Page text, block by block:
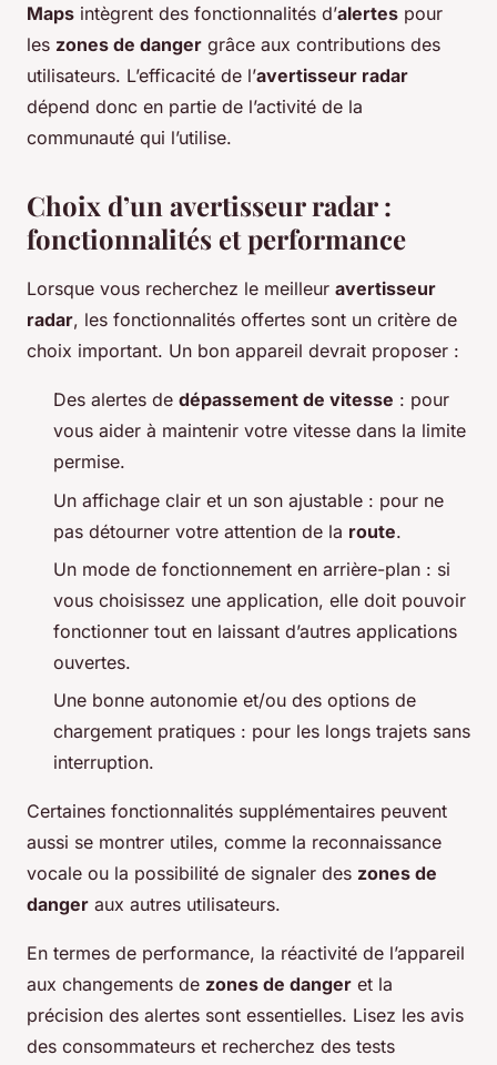
Maps intègrent des fonctionnalités d’alertes pour
les zones de danger grâce aux contributions des
utilisateurs. L’efficacité de l’avertisseur radar
dépend donc en partie de l’activité de la
communauté qui l’utilise.
Choix d’un avertisseur radar :
fonctionnalités et performance
Lorsque vous recherchez le meilleur avertisseur
radar, les fonctionnalités offertes sont un critère de
choix important. Un bon appareil devrait proposer :
Des alertes de dépassement de vitesse : pour
vous aider à maintenir votre vitesse dans la limite
permise.
Un affichage clair et un son ajustable : pour ne
pas détourner votre attention de la route.
Un mode de fonctionnement en arrière-plan : si
vous choisissez une application, elle doit pouvoir
fonctionner tout en laissant d’autres applications
ouvertes.
Une bonne autonomie et/ou des options de
chargement pratiques : pour les longs trajets sans
interruption.
Certaines fonctionnalités supplémentaires peuvent
aussi se montrer utiles, comme la reconnaissance
vocale ou la possibilité de signaler des zones de
danger aux autres utilisateurs.
En termes de performance, la réactivité de l’appareil
aux changements de zones de danger et la
précision des alertes sont essentielles. Lisez les avis
des consommateurs et recherchez des tests